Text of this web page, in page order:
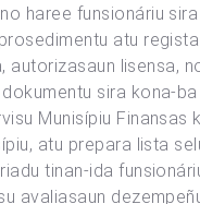
haree funsionáriu
atu
autorizasaun lisensa,
sira kona-
Munisípiu
atu prepara lista
tinan-ida
avaliasaun